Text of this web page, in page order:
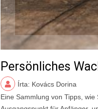
Persönliches
Írta: Kovács Dorina
Eine Sammlung von Tipps,